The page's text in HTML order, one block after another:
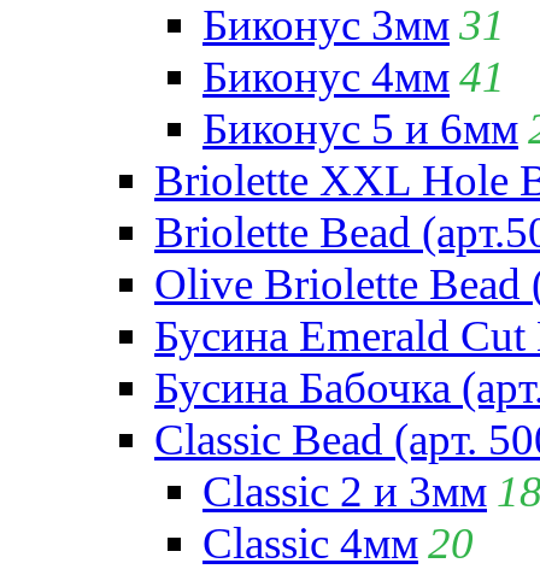
Биконус 3мм31
Биконус 4мм41
Биконус 5 и 6мм
Briolette XXL Hole
Briolette Bead
Olive Briolette Bead
Бусина Emerald Cut
Бусина Бабочка
Classic Bead (арт.
Classic 2 и 3мм
Classic 4мм20